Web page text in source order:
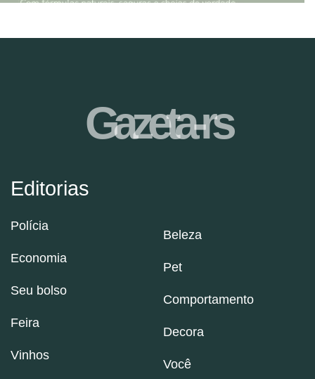
Editorias
Polícia
Economia
Seu bolso
Feira
Vinhos
Beleza
Pet
Comportamento
Decora
Você
Gazeta-rs